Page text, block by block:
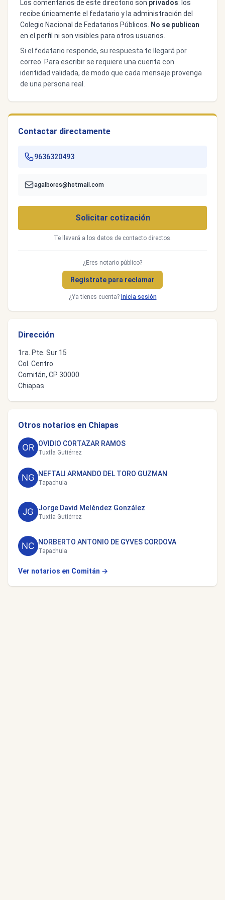
Los comentarios de este directorio son privados: los
recibe únicamente el fedatario y la administración del
Colegio Nacional de Fedatarios Públicos.
No se publican
en el perfil ni son visibles para otros usuarios.
Si el fedatario responde, su respuesta te llegará por
correo. Para escribir se requiere una cuenta con
identidad validada, de modo que cada mensaje provenga
de una persona real.
Contactar directamente
9636320493
agalbores@hotmail.com
Solicitar cotización
Te llevará a los datos de contacto directos.
¿Eres notario público?
Regístrate para reclamar
¿Ya tienes cuenta? Inicia sesión
Dirección
1ra. Pte. Sur 15
Col. Centro
Comitán, CP 30000
Chiapas
Otros notarios en Chiapas
OVIDIO CORTAZAR RAMOS
Tuxtla Gutiérrez
NEFTALI ARMANDO DEL TORO GUZMAN
Tapachula
Jorge David Meléndez González
Tuxtla Gutiérrez
NORBERTO ANTONIO DE GYVES CORDOVA
Tapachula
Ver notarios en Comitán →